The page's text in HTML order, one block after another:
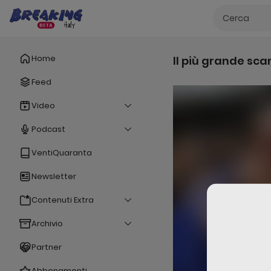
Home
Feed
Video
Podcast
VentiQuaranta
Newsletter
Contenuti Extra
Archivio
Partner
Il più grande